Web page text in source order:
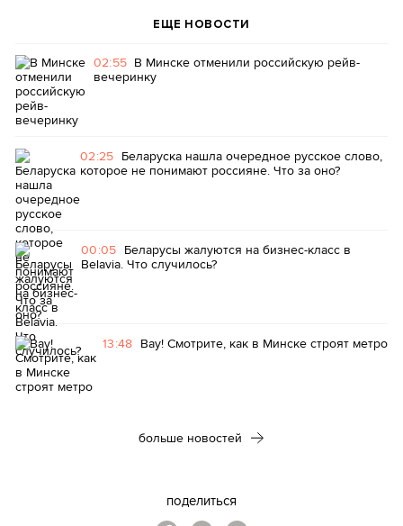
ЕЩЕ НОВОСТИ
02:55 В Минске отменили российскую рейв-
вечеринку
02:25 Беларуска нашла очередное русское слово,
которое не понимают россияне. Что за оно?
00:05 Беларусы жалуются на бизнес-класс в
Belavia. Что случилось?
13:48 Вау! Смотрите, как в Минске строят метро
больше новостей
поделиться